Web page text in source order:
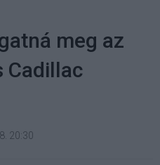
meg az
Cadillac
20:30